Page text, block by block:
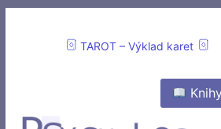
TAROT – Výklad karet
Knihy